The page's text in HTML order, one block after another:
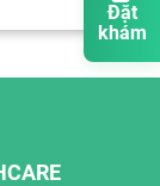
Đặt
khám